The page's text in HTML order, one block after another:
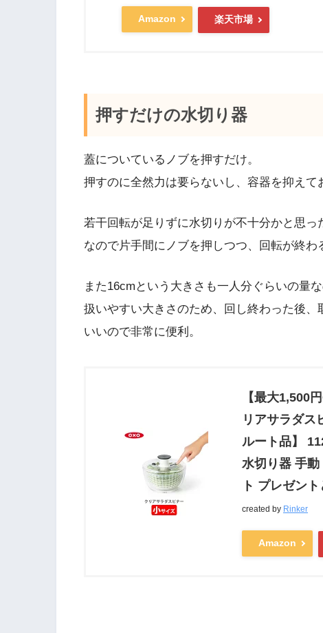
Amazon 楽天市場
押すだけの水切り器
蓋についているノブを押すだけ。
押すのに全然力は要らないし、容器を抑えて
若干回転が足りずに水切りが不十分かと思っ
なので片手間にノブを押しつつ、回転が終わ
また16cmという大きさも一人分ぐらいの量
扱いやすい大きさのため、回し終わった後
いいので非常に便利。
【最大1,500
リアサラダス
ルート品】
水切り器 手
ト プレゼント
created by Rinker
Amazon